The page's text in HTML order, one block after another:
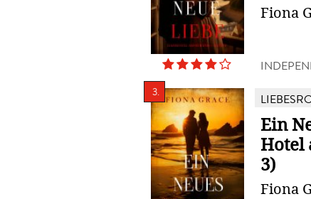
Fiona
3.
Ein
Hotel
3)
Fiona